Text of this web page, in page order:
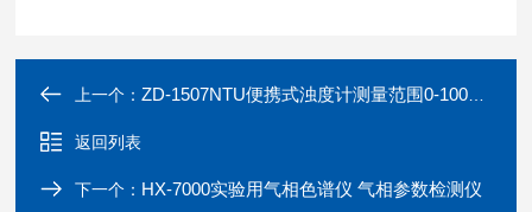
上一个：ZD-1507NTU便携式浊度计测量范围0-1000NTU
返回列表
下一个： HX-7000实验用气相色谱仪 气相参数检测仪